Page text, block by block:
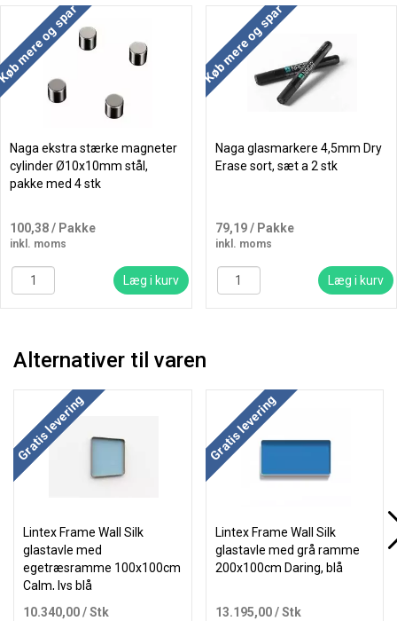
mere og spar
Naga ekstra stærke magneter
cylinder Ø10x10mm stål,
pakke med 4 stk
100,38/ Pakke
inkl. moms
Læg i kurv
Køb mere og spar
Naga glasmarkere 4,5mm Dry
Erase sort, sæt a 2 stk
79,19/ Pakke
inkl. moms
Læg i kurv
Alternativer til varen
Køb mere og spar
Gratis levering
Lintex Frame Wall Silk
glastavle med
egetræsramme 100x100cm
Calm, lys blå
10.340,00/ Stk
Køb mere og spar
Gratis levering
Lintex Frame Wall Silk
glastavle med grå ramme
200x100cm Daring, blå
13.195,00/ Stk